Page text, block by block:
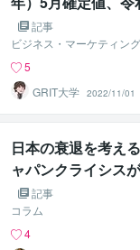
概算値） （2022
記事
ビジネス・マーケティング
5
GRIT大学 2022/11/01
日本の衰退を考
ャパンクライシス
記事
コラム
4